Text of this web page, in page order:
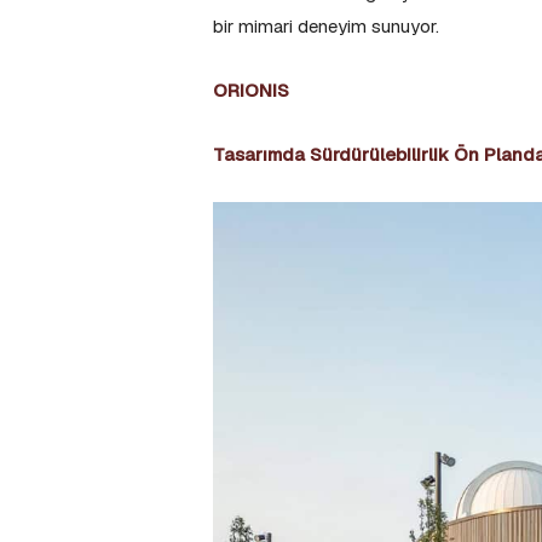
bir mimari deneyim sunuyor.
ORIONIS
Tasarımda Sürdürülebilirlik Ön